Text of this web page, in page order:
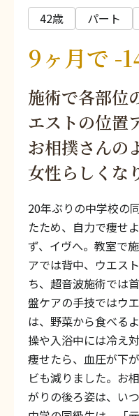
42歳 パート
9ヶ月で -
施術で各部位
エストの位置
お相撲さんの
女性らしくな
20年ぶりの中学校の
たため、自力で痩せ
ず、イヴへ。教室で
アでは背中、ウエス
ち、超音波施術では
盤ケアの手技ではウ
は、野菜から食べる
操や入浴中には冷え
痩せたら、血圧が下
ビも減りました。お
がりの後ろ姿は、い